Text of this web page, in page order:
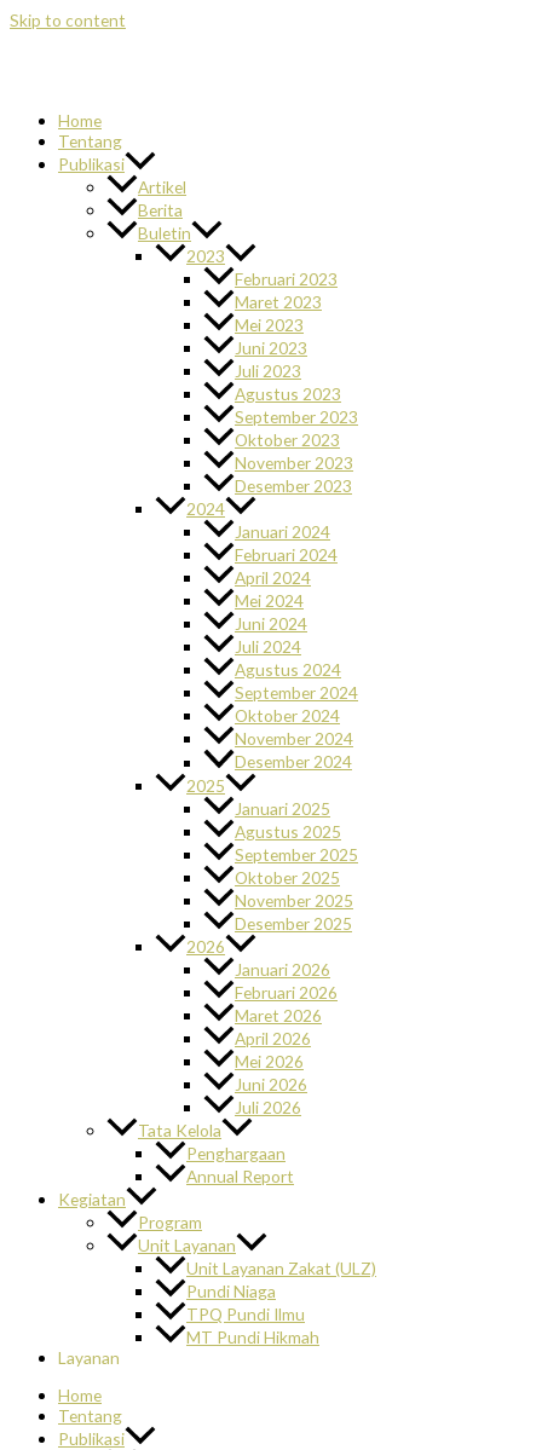
Skip to content
Home
Tentang
Publikasi
Artikel
Berita
Buletin
2023
Februari 2023
Maret 2023
Mei 2023
Juni 2023
Juli 2023
Agustus 2023
September 2023
Oktober 2023
November 2023
Desember 2023
2024
Januari 2024
Februari 2024
April 2024
Mei 2024
Juni 2024
Juli 2024
Agustus 2024
September 2024
Oktober 2024
November 2024
Desember 2024
2025
Januari 2025
Agustus 2025
September 2025
Oktober 2025
November 2025
Desember 2025
2026
Januari 2026
Februari 2026
Maret 2026
April 2026
Mei 2026
Juni 2026
Juli 2026
Tata Kelola
Penghargaan
Annual Report
Kegiatan
Program
Unit Layanan
Unit Layanan Zakat (ULZ)
Pundi Niaga
TPQ Pundi Ilmu
MT Pundi Hikmah
Layanan
Home
Tentang
Publikasi